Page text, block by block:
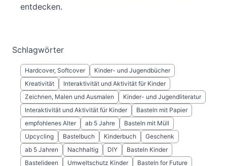
entdecken.
Schlagwörter
Hardcover, Softcover
Kinder- und Jugendbücher
Kreativität
Interaktivität und Aktivität für Kinder
Zeichnen, Malen und Ausmalen
Kinder- und Jugendliteratur
Interaktivität und Aktivität für Kinder
Basteln mit Papier
empfohlenes Alter
ab 5 Jahre
Basteln mit Müll
Upcycling
Bastelbuch Kinderbuch
Geschenk
ab 5 Jahren
Nachhaltig DIY
Basteln Kinder
Bastelideen
Umweltschutz Kinder Basteln for Future